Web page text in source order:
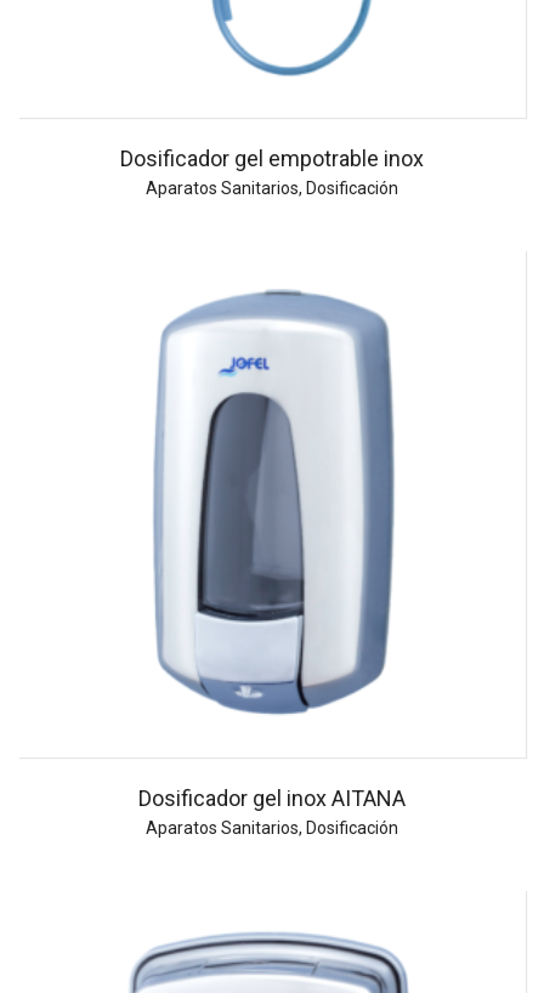
Dosificador gel empotrable inox
Aparatos Sanitarios, Dosificación
Dosificador gel inox AITANA
Aparatos Sanitarios, Dosificación